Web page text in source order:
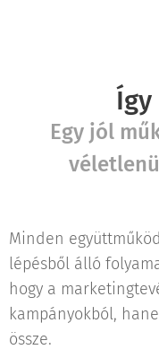
Egy jól
Minden
lépésből álló
hogy a
kampányokból,
össze.